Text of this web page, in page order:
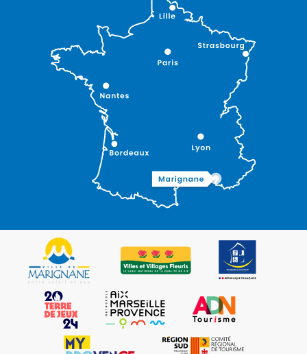
Description
Ouvertures